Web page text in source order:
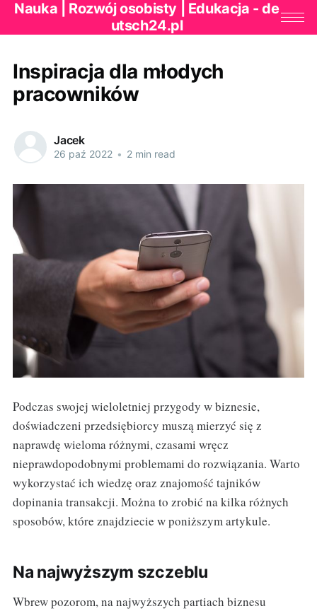
Nauka | Rozwój osobisty | Edukacja - de
utsch24.pl
Inspiracja dla młodych
pracowników
Jacek
26 paź 2022 • 2 min read
Podczas swojej wieloletniej przygody w biznesie,
doświadczeni przedsiębiorcy muszą mierzyć się z
naprawdę wieloma różnymi, czasami wręcz
nieprawdopodobnymi problemami do rozwiązania. Warto
wykorzystać ich wiedzę oraz znajomość tajników
dopinania transakcji. Można to zrobić na kilka różnych
sposobów, które znajdziecie w poniższym artykule.
Na najwyższym szczeblu
Wbrew pozorom, na najwyższych partiach biznesu